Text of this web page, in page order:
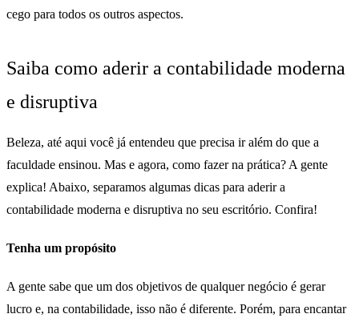
cego para todos os outros aspectos.
Saiba como aderir a contabilidade moderna
e disruptiva
Beleza, até aqui você já entendeu que precisa ir além do que a
faculdade ensinou. Mas e agora, como fazer na prática? A gente
explica! Abaixo, separamos algumas dicas para aderir a
contabilidade moderna e disruptiva no seu escritório. Confira!
Tenha um propósito
A gente sabe que um dos objetivos de qualquer negócio é gerar
lucro e, na contabilidade, isso não é diferente. Porém, para encantar